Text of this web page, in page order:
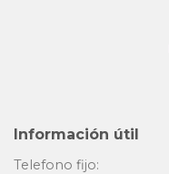
Información útil
Telefono fijo: